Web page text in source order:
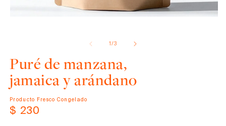
multimedia
en
una
ventana
1/de
3
Puré de manzana,
jamaica y arándano
Producto Fresco Congelado
Precio
$ 230